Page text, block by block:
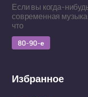
Если вы когда-
современная
что
80-90-е
Избранное